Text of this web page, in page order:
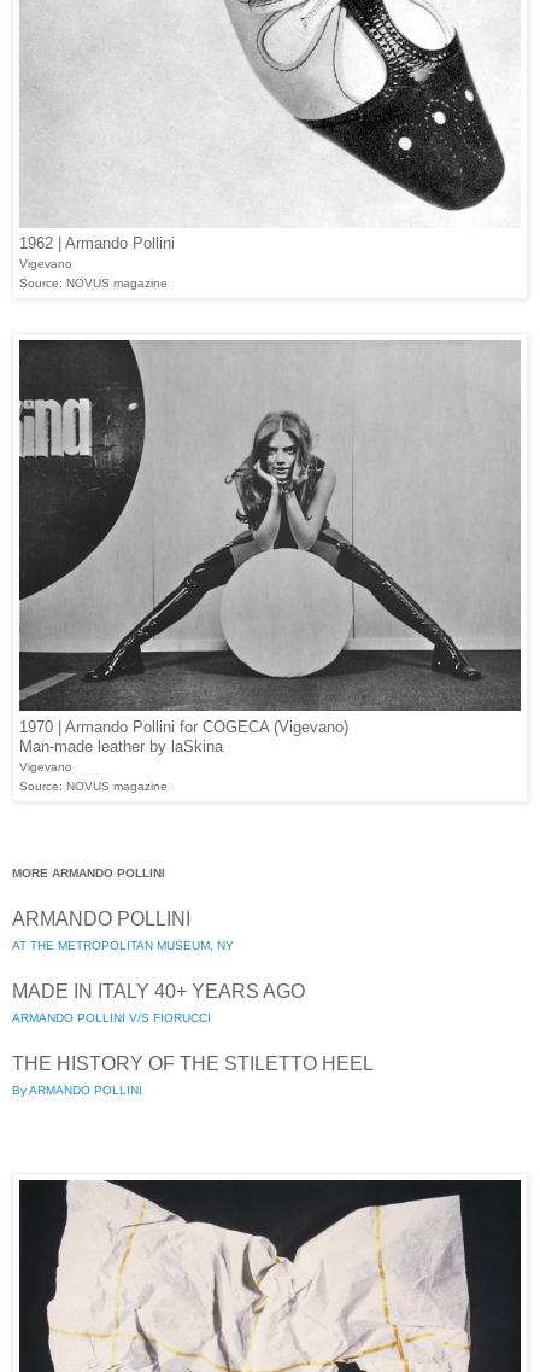
1962 | Armando Pollini
Vigevano
Source: NOVUS magazine
1970 | Armando Pollini for COGECA (Vigevano)
Man-made leather by laSkina
Vigevano
Source: NOVUS magazine
MORE ARMANDO POLLINI
ARMANDO POLLINI
AT THE METROPOLITAN MUSEUM, NY
MADE IN ITALY 40+ YEARS AGO
ARMANDO POLLINI V/S FIORUCCI
THE HISTORY OF THE STILETTO HEEL
By ARMANDO POLLINI